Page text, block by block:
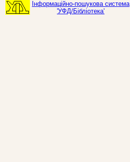
Інформаційно-пошукова система
'УФД/Бібліотека'